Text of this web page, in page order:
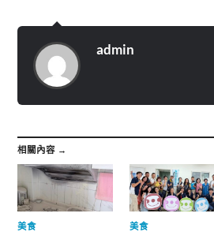
admin
相關內容 →
美食 美食